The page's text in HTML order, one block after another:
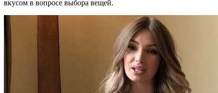
вкусом в вопросе выбора вещей.